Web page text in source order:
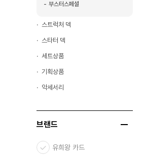
부스터스페셜
스트럭처 덱
스타터 덱
세트상품
기획상품
악세서리
브랜드
유희왕 카드